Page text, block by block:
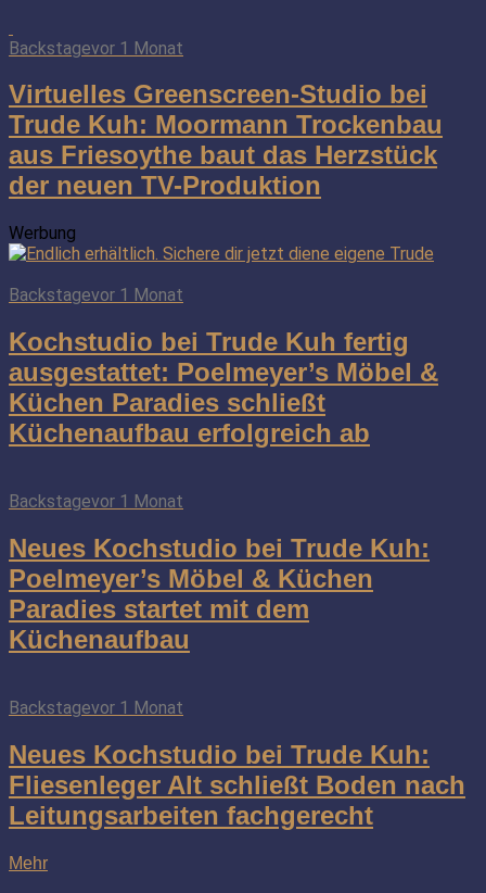
Backstagevor 1 Monat
Virtuelles Greenscreen-Studio bei
Trude Kuh: Moormann Trockenbau
aus Friesoythe baut das Herzstück
der neuen TV-Produktion
Werbung
Backstagevor 1 Monat
Kochstudio bei Trude Kuh fertig
ausgestattet: Poelmeyer’s Möbel &
Küchen Paradies schließt
Küchenaufbau erfolgreich ab
Backstagevor 1 Monat
Neues Kochstudio bei Trude Kuh:
Poelmeyer’s Möbel & Küchen
Paradies startet mit dem
Küchenaufbau
Backstagevor 1 Monat
Neues Kochstudio bei Trude Kuh:
Fliesenleger Alt schließt Boden nach
Leitungsarbeiten fachgerecht
Mehr